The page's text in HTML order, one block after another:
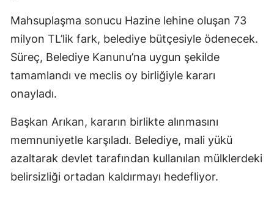
Mahsuplaşma sonucu Hazine lehine oluşan 73
milyon TL’lik fark, belediye bütçesiyle ödenecek.
Süreç, Belediye Kanunu’na uygun şekilde
tamamlandı ve meclis oy birliğiyle kararı
onayladı.
Başkan Arıkan, kararın birlikte alınmasını
memnuniyetle karşıladı. Belediye, mali yükü
azaltarak devlet tarafından kullanılan mülklerdeki
belirsizliği ortadan kaldırmayı hedefliyor.